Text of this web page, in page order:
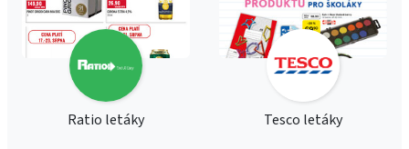
Ratio letáky Tesco letáky